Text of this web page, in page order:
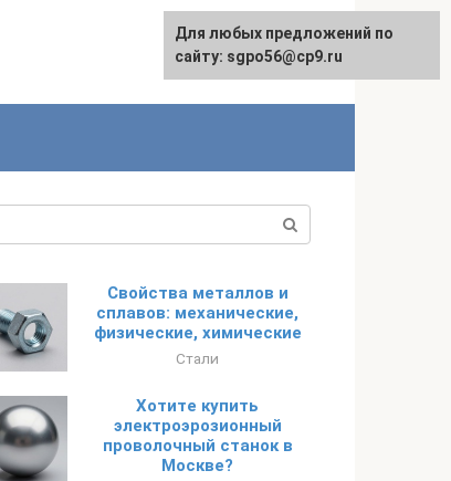
English
Свойства металлов и
сплавов: механические,
физические, химические
Стали
Хотите купить
электроэрозионный
проволочный станок в
Москве?
Для любых предложений по
сайту: sgpo56@cp9.ru